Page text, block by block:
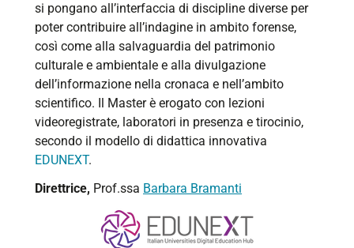
si pongano all’interfaccia di discipline diverse per
poter contribuire all’indagine in ambito forense,
così come alla salvaguardia del patrimonio
culturale e ambientale e alla divulgazione
dell’informazione nella cronaca e nell’ambito
scientifico. Il Master è erogato con lezioni
videoregistrate, laboratori in presenza e tirocinio,
secondo il modello di didattica innovativa
EDUNEXT.
Direttrice, Prof.ssa Barbara Bramanti